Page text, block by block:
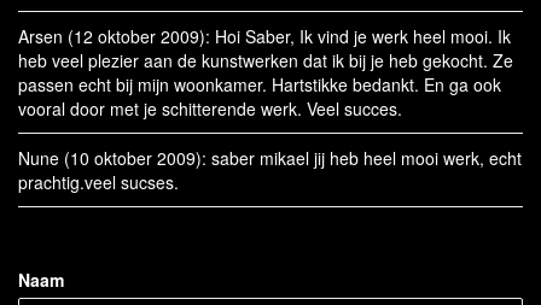
Arsen (12 oktober 2009): Hoi Saber, Ik vind je werk heel mooi. Ik
heb veel plezier aan de kunstwerken dat ik bij je heb gekocht. Ze
passen echt bij mijn woonkamer. Hartstikke bedankt. En ga ook
vooral door met je schitterende werk. Veel succes.
Nune (10 oktober 2009): saber mikael jij heb heel mooi werk, echt
prachtig.veel sucses.
Naam